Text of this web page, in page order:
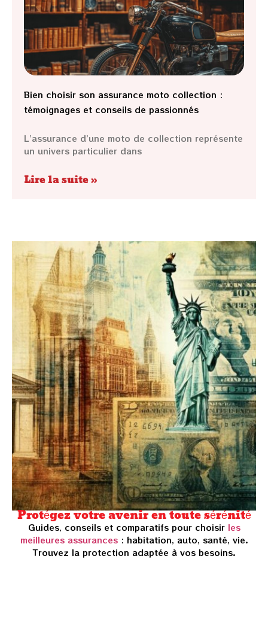
Bien choisir son assurance moto collection :
témoignages et conseils de passionnés
L’assurance d’une moto de collection représente
un univers particulier dans
Lire la suite »
Protégez votre avenir en toute sérénité
Guides, conseils et comparatifs pour choisir les
meilleures assurances: habitation, auto, santé, vie.
Trouvez la protection adaptée à vos besoins.